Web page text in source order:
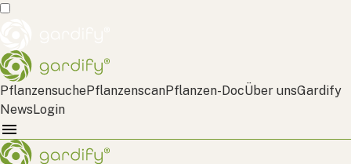
PflanzensuchePflanzenscanPflanzen-DocÜber unsGardify
NewsLogin